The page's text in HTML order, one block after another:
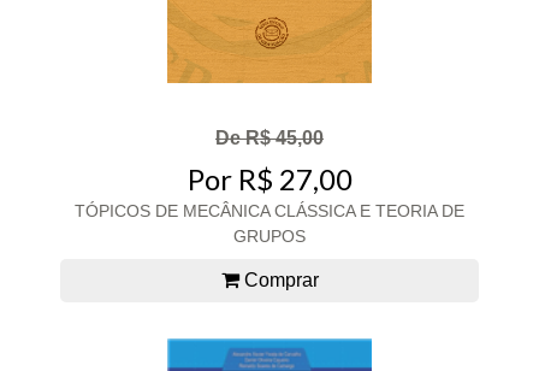
De R$ 45,00
Por R$ 27,00
TÓPICOS DE MECÂNICA CLÁSSICA E TEORIA DE
GRUPOS
Comprar